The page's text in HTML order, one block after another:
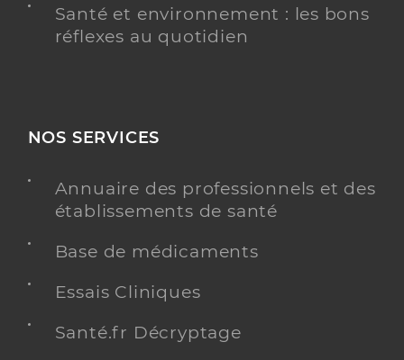
Santé et environnement : les bons
réflexes au quotidien
NOS SERVICES
Annuaire des professionnels et des
établissements de santé
Base de médicaments
Essais Cliniques
Santé.fr Décryptage